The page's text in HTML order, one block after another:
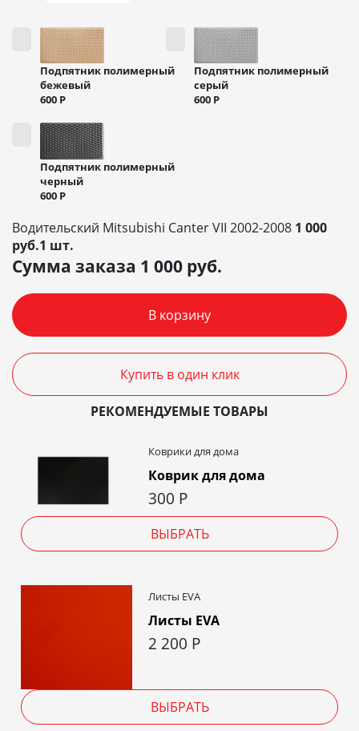
Подпятник полимерный
бежевый
600 Р
Подпятник полимерный
серый
600 Р
Подпятник полимерный
черный
600 Р
Водительский Mitsubishi Canter VII 2002-2008 1 000
руб.1 шт.
Сумма заказа 1 000 руб.
В корзину
Купить в один клик
РЕКОМЕНДУЕМЫЕ ТОВАРЫ
Коврики для дома
Коврик для дома
300 Р
ВЫБРАТЬ
Листы EVA
Листы EVA
2 200 Р
ВЫБРАТЬ